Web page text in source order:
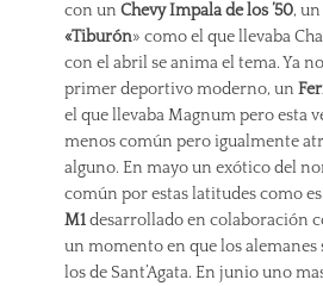
con un Chevy Impala de los ’50, un
«Tiburón» como el que llevaba
con el abril se anima el tema. Ya
primer deportivo moderno, un
el que llevaba Magnum pero esta
menos común pero igualmente
alguno. En mayo un exótico del
común por estas latitudes como
M1desarrollado en colaboración
un momento en que los
los de Sant’Agata. En junio uno